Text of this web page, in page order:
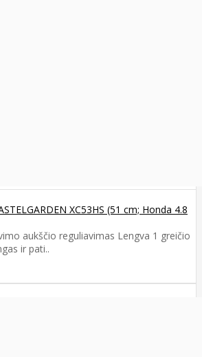
XC53HS (51 cm; Honda 4.8
aukščio reguliavimas Lengva 1 greičio
ir pati..